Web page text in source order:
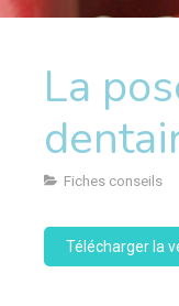
La
Fiches conseils
Télécharger la